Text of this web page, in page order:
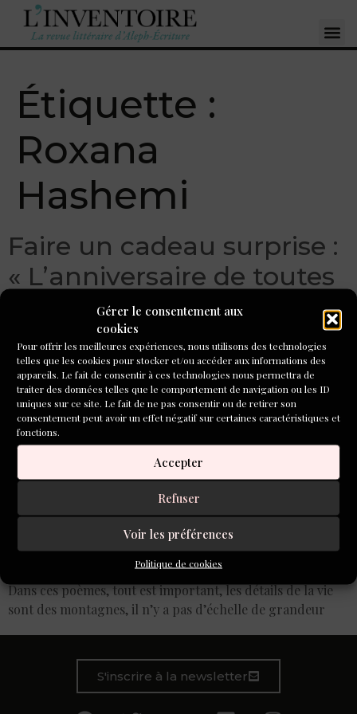
Gérer le consentement aux
cookies
Pour offrir les meilleures expériences, nous utilisons des technologies
telles que les cookies pour stocker et/ou accéder aux informations des
appareils. Le fait de consentir à ces technologies nous permettra de
traiter des données telles que le comportement de navigation ou les ID
uniques sur ce site. Le fait de ne pas consentir ou de retirer son
consentement peut avoir un effet négatif sur certaines caractéristiques et
fonctions.
Accepter
Refuser
Voir les préférences
Politique de cookies
Étiquette :
Roxana
Hashemi
Faire un cadeau surprise :
« L’anniversaire de toutes
les choses », Roxana
Hashemi
Dans ces poèmes, tout est important, les détails de la vie
sont des montagnes, il n’y a pas d’échelle de grandeur
S'inscrire à la newsletter